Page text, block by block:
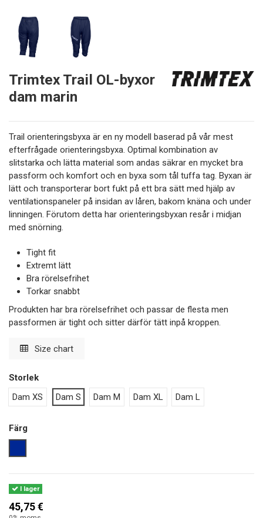
Trimtex Trail OL-byxor
dam marin
Trail orienteringsbyxa är en ny modell baserad på vår mest
efterfrågade orienteringsbyxa. Optimal kombination av
slitstarka och lätta material som andas säkrar en mycket bra
passform och komfort och en byxa som tål tuffa tag. Byxan är
lätt och transporterar bort fukt på ett bra sätt med hjälp av
ventilationspaneler på insidan av låren, bakom knäna och under
linningen. Förutom detta har orienteringsbyxan resår i midjan
med snörning.
Tight fit
Extremt lätt
Bra rörelsefrihet
Torkar snabbt
Produkten har bra rörelsefrihet och passar de flesta men
passformen är tight och sitter därför tätt inpå kroppen.
Size chart
Storlek
Dam XS
Dam S Dam M Dam XL Dam L
Färg
I lager
45,75 €